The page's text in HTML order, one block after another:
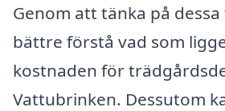
Genom att tänka på
bättre förstå vad som
kostnaden för
Vattubrinken. Dessutom